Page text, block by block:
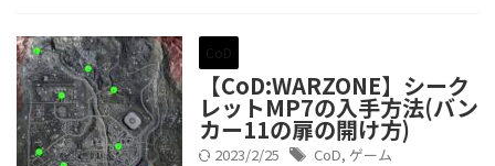
CoD
【CoD:WARZONE】シーク
レットMP7の入手方法(バン
カー11の扉の開け方)
2023/2/25 CoD, ゲーム